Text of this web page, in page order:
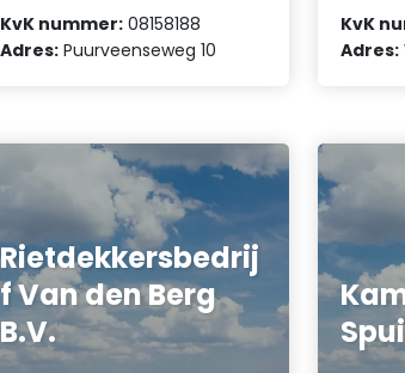
KvK nummer: 08158188
Adres: Puurveenseweg 10
KvK
Adres:
Rietdekkersbedrij
f Van den Berg
B.V.